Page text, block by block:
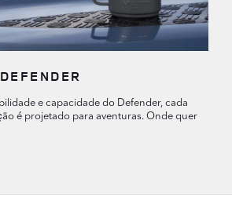
e capacidade do Defender, cada
é projetado para aventuras. Onde quer